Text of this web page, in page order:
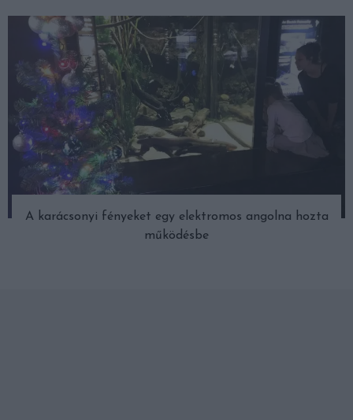
A karácsonyi fényeket egy elektromos angolna hozta
működésbe